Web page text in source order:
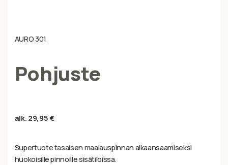
AURO 301
Pohjuste
alk. 29,95€
Supertuote tasaisen maalauspinnan aikaansaamiseksi
huokoisille pinnoille sisätiloissa.